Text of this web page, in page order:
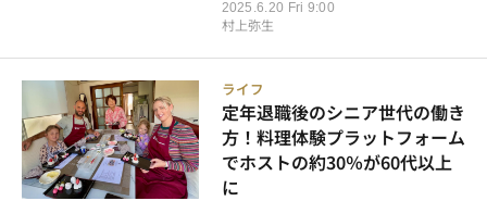
2025.6.20 Fri 9:00
村上弥生
ライフ
定年退職後のシニア世代の働き
方！料理体験プラットフォーム
でホストの約30％が60代以上
に